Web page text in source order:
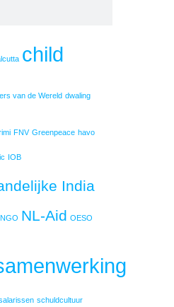
child
van de Wereld dwaling
FNV Greenpeace havo
IOB
India
NGO NL-Aid OESO
schuldcultuur